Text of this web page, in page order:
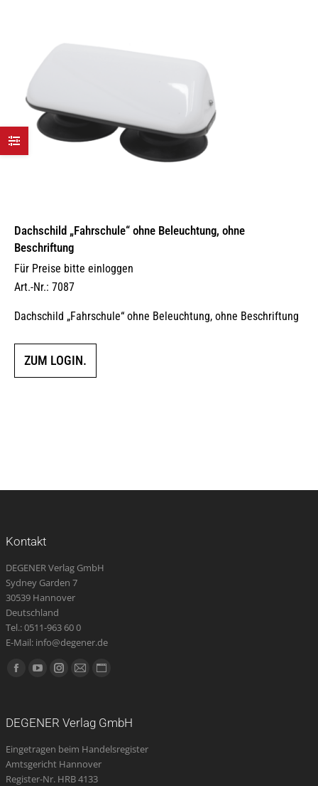
Dachschild „Fahrschule“ ohne Beleuchtung, ohne
Beschriftung
Für Preise bitte einloggen
Art.-Nr.: 7087
Dachschild „Fahrschule“ ohne Beleuchtung, ohne Beschriftung
ZUM LOGIN.
Kontakt
DEGENER Verlag GmbH
Sydney Garden 7
30539 Hannover
Deutschland
Tel.: 0511-963 60 0
E-Mail: info@degener.de
Finden Sie uns auf:
Facebook
new
window
YouTube
new
window
Instagram
new
window
E-
opens
in
new
Website
new
DEGENER Verlag GmbH
Eingetragen beim Handelsregister
Amtsgericht Hannover
Register-Nr. HRB 4133